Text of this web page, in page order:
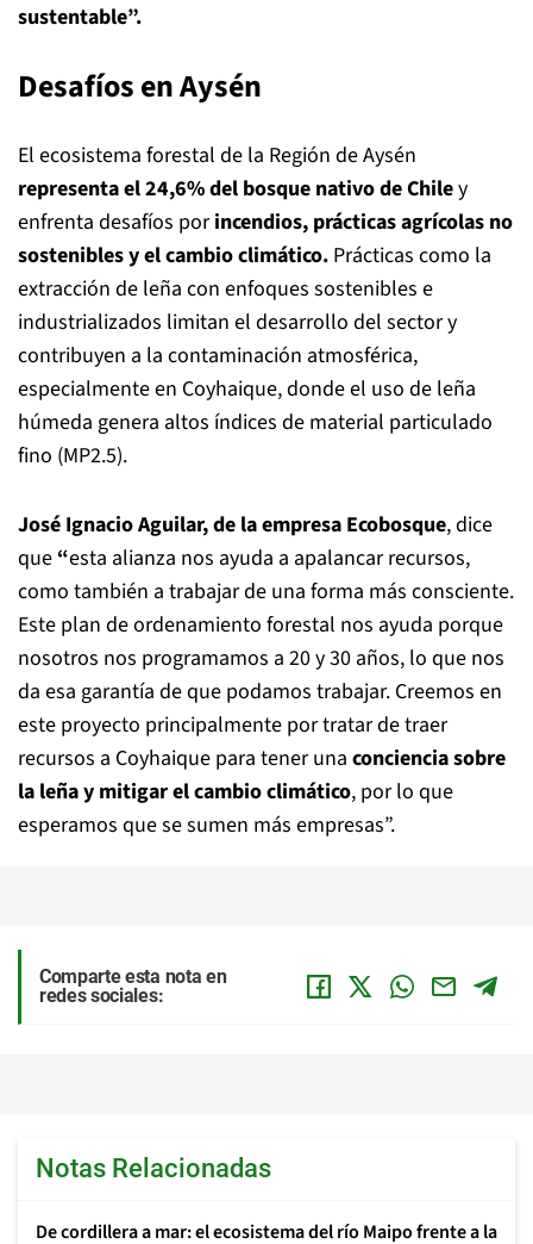
sustentable”.
Desafíos en Aysén
El ecosistema forestal de la Región de Aysén
representa el 24,6% del bosque nativo de Chiley
enfrenta desafíos porincendios, prácticas agrícolas no
sostenibles y el cambio climático. Prácticas como la
extracción de leña con enfoques sostenibles e
industrializados limitan el desarrollo del sector y
contribuyen a la contaminación atmosférica,
especialmente en Coyhaique, donde el uso de leña
húmeda genera altos índices de material particulado
fino (MP2.5).
José Ignacio Aguilar, de la empresa Ecobosque, dice
que “esta alianza nos ayuda a apalancar recursos,
como también a trabajar de una forma más consciente.
Este plan de ordenamiento forestal nos ayuda porque
nosotros nos programamos a 20 y 30 años, lo que nos
da esa garantía de que podamos trabajar. Creemos en
este proyecto principalmente por tratar de traer
recursos a Coyhaique para tener una conciencia sobre
la leña y mitigar el cambio climático, por lo que
esperamos que se sumen más empresas”.
Comparte esta nota en
redes sociales:
Notas Relacionadas
De cordillera a mar: el ecosistema del río Maipo frente a la